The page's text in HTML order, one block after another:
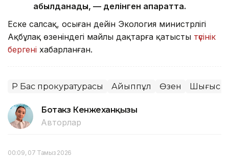
қабылданады, — делінген ақпаратта.
Еске салсақ, осыған дейін Экология министрлігі
Ақбұлақ өзеніндегі майлы дақтарға қатысты түсінік
бергені хабарланған.
ҚР Бас прокуратурасы Айыппұл Өзен Шығыс
Ботакөз Кенжеханқызы
Авторлар
00:09, 07 Тамыз 2026